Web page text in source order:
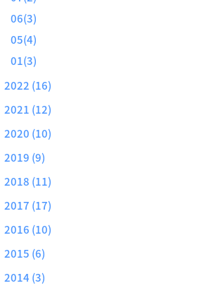
06(3)
05(4)
01(3)
2022 (16)
2021 (12)
2020 (10)
2019 (9)
2018 (11)
2017 (17)
2016 (10)
2015 (6)
2014 (3)